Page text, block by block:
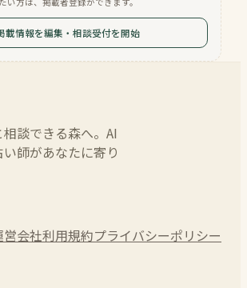
載情報を編集・相談受付を開始
談できる森へ。AI
師があなたに寄り
営会社利用規約プライバシーポリシー